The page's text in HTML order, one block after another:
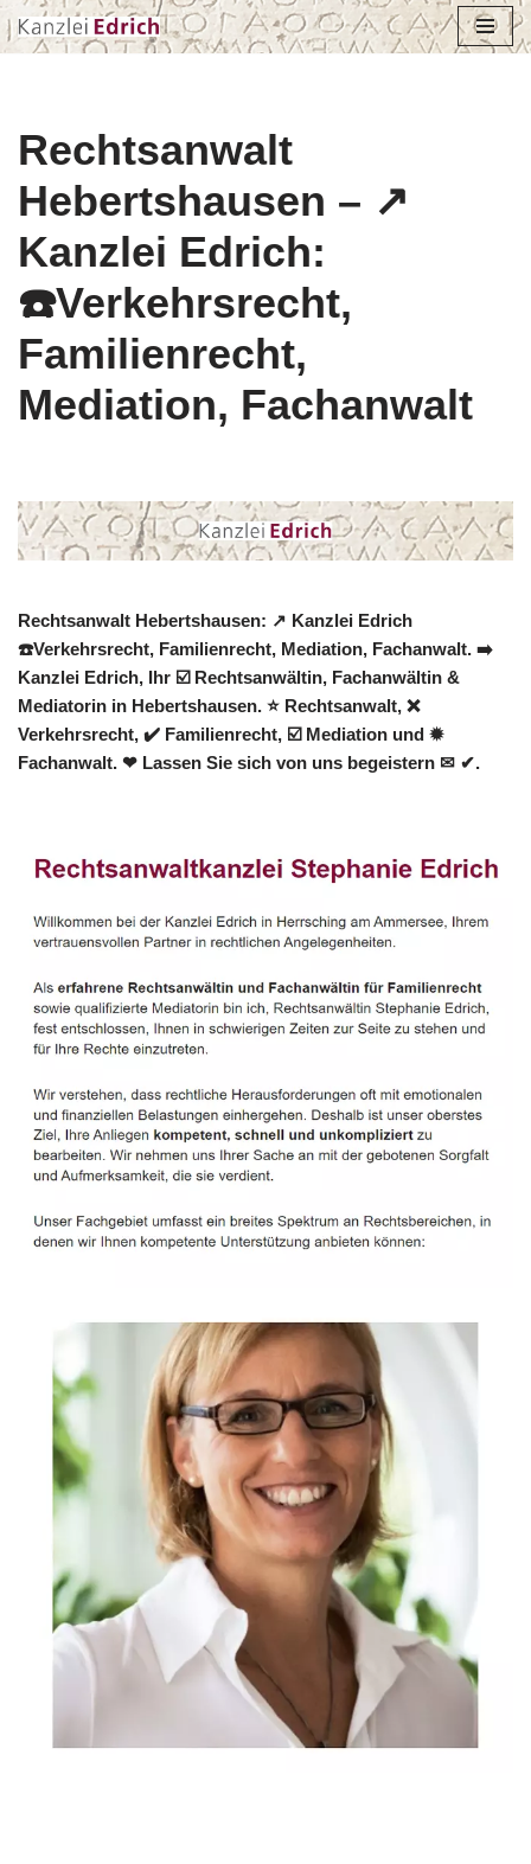
Rechtsanwalt
Hebertshausen – ↗️
Kanzlei Edrich:
☎️Verkehrsrecht,
Familienrecht,
Mediation, Fachanwalt
Rechtsanwalt Hebertshausen: ↗️ Kanzlei Edrich
☎️Verkehrsrecht, Familienrecht, Mediation, Fachanwalt. ➡️
Kanzlei Edrich, Ihr ☑️ Rechtsanwältin, Fachanwältin &
Mediatorin in Hebertshausen. ⭐ Rechtsanwalt, ❌
Verkehrsrecht, ✔️ Familienrecht, ☑️ Mediation und ✹
Fachanwalt. ❤ Lassen Sie sich von uns begeistern ✉ ✔.